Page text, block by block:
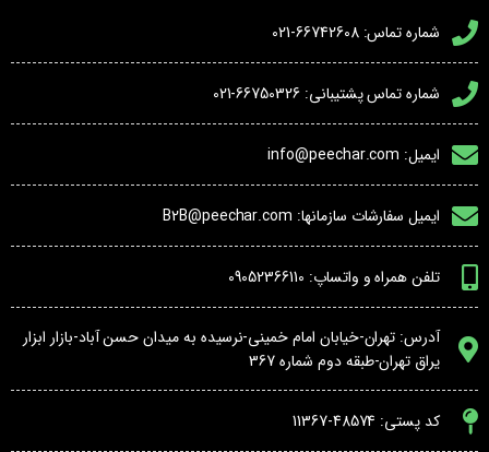
شماره تماس: 66742608-021
شماره تماس پشتیبانی: 66750326-021
ایمیل: info@peechar.com
ایمیل سفارشات سازمانها: B2B@peechar.com
تلفن همراه و واتساپ: 09052366110
آدرس: تهران-خیابان امام خمینی-نرسیده به میدان حسن آباد-بازار ابزار
یراق تهران-طبقه دوم شماره 367
کد پستی: 48574-11367